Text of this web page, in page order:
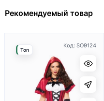
Рекомендуемый товар
Код: SO9124
Топ